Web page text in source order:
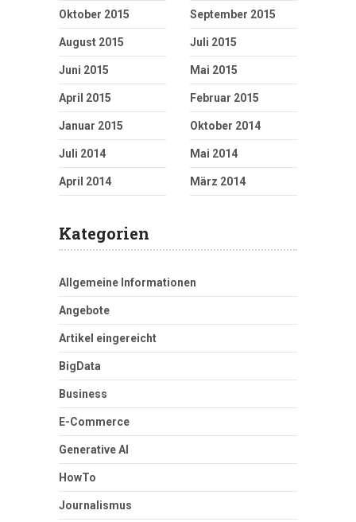
Oktober 2015 September 2015
August 2015 Juli 2015
Juni 2015 Mai 2015
April 2015 Februar 2015
Januar 2015 Oktober 2014
Juli 2014 Mai 2014
April 2014 März 2014
Kategorien
Allgemeine Informationen
Angebote
Artikel eingereicht
BigData
Business
E-Commerce
Generative AI
HowTo
Journalismus